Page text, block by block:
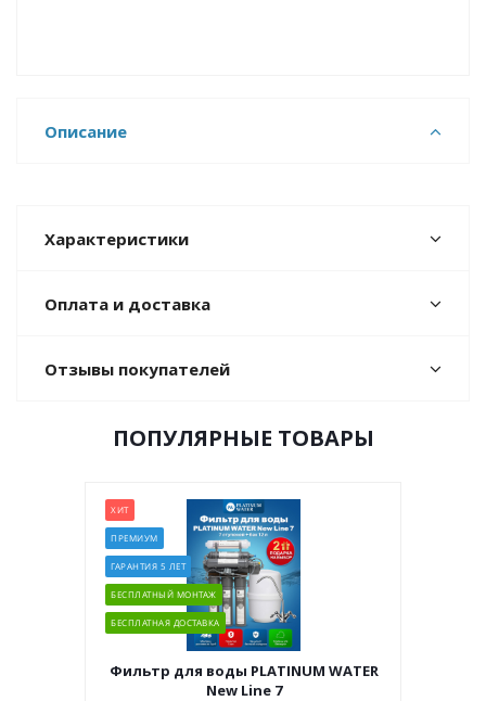
Описание
Характеристики
Оплата и доставка
Отзывы покупателей
ПОПУЛЯРНЫЕ ТОВАРЫ
ХИТ
ПРЕМИУМ
ГАРАНТИЯ 5 ЛЕТ
БЕСПЛАТНЫЙ МОНТАЖ
БЕСПЛАТНАЯ ДОСТАВКА
Фильтр для воды PLATINUM WATER
New Line 7